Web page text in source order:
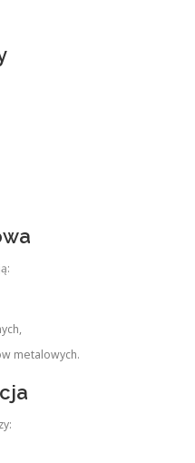
metalowych.